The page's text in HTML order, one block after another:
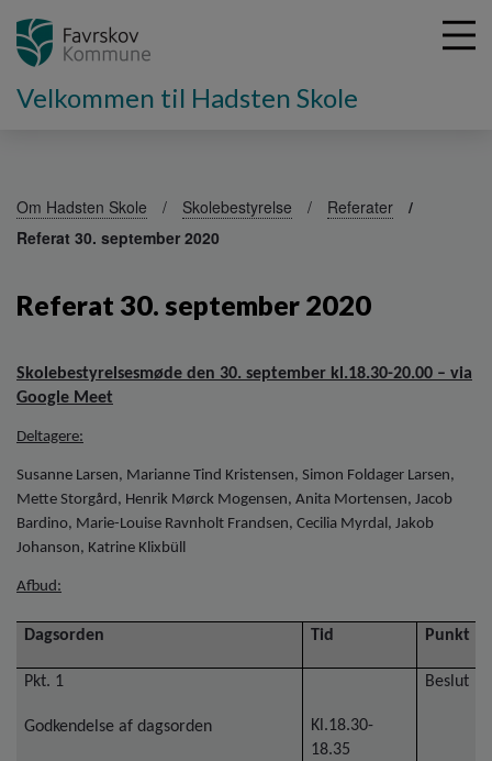
Velkommen til Hadsten Skole
Om Hadsten Skole Skolebestyrelse
Referater
Referat 30. september 2020
Referat 30. september 2020
Skolebestyrelsesmøde den 30. september kl.18.30-20.00 – via
Google Meet
Deltagere:
Susanne Larsen, Marianne Tind Kristensen, Simon Foldager Larsen,
Mette Storgård, Henrik Mørck Mogensen, Anita Mortensen, Jacob
Bardino, Marie-Louise Ravnholt Frandsen, Cecilia Myrdal, Jakob
Johanson, Katrine Klixbüll
Afbud:
Dagsorden Tid Punkt
Pkt. 1
Godkendelse af dagsorden
Kl.18.30-
18.35
Beslut